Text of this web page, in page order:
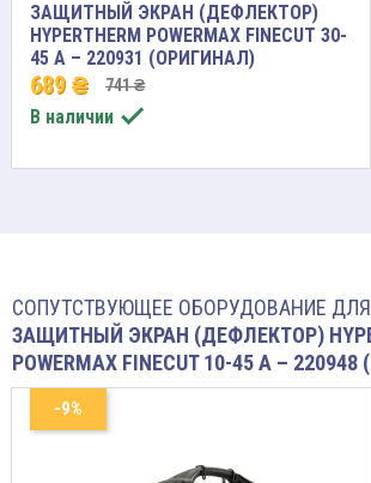
ЗАЩИТНЫЙ ЭКРАН (ДЕФЛЕКТОР)
HYPERTHERM POWERMAX FINECUT 30-
45 A – 220931 (ОРИГИНАЛ)
689 ₴ 741 ₴
В наличии 
СОПУТСТВУЮЩЕЕ ОБОРУДОВАНИЕ
ЗАЩИТНЫЙ ЭКРАН (ДЕФЛЕКТОР)
POWERMAX FINECUT 10-45 A –
-9%